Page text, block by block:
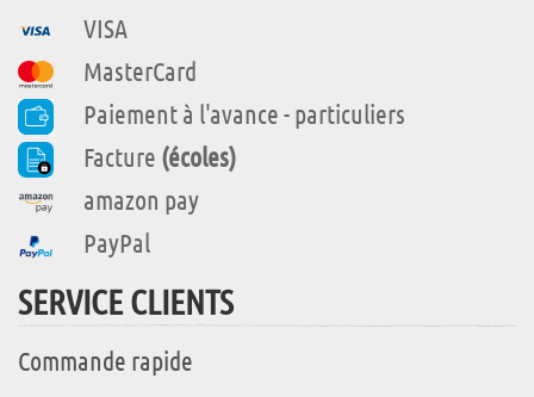
VISA
MasterCard
Paiement à l'avance - particuliers
Facture (écoles)
amazon pay
PayPal
SERVICE CLIENTS
Commande rapide